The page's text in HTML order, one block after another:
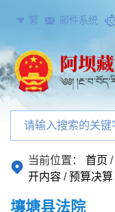
繁 邮件系统
当前位置： 首页 /
开内容 /预算决算
壤塘县法院